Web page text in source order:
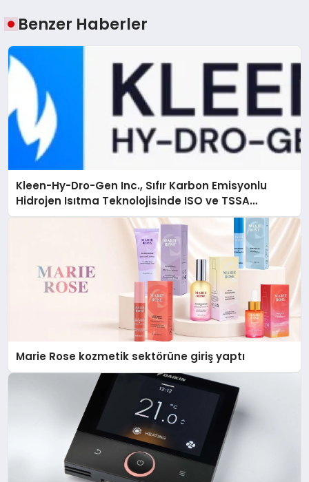
Benzer Haberler
Kleen-Hy-Dro-Gen Inc., Sıfır Karbon Emisyonlu
Hidrojen Isıtma Teknolojisinde ISO ve TSSA
Düzenleyici Onaylarını Aldı
Marie Rose kozmetik sektörüne giriş yaptı